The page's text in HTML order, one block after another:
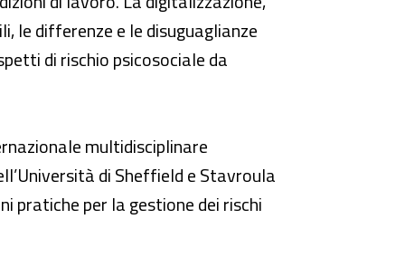
le differenze e le disuguaglianze
di rischio psicosociale da
multidisciplinare
di Sheffield e Stavroula
pratiche per la gestione dei rischi